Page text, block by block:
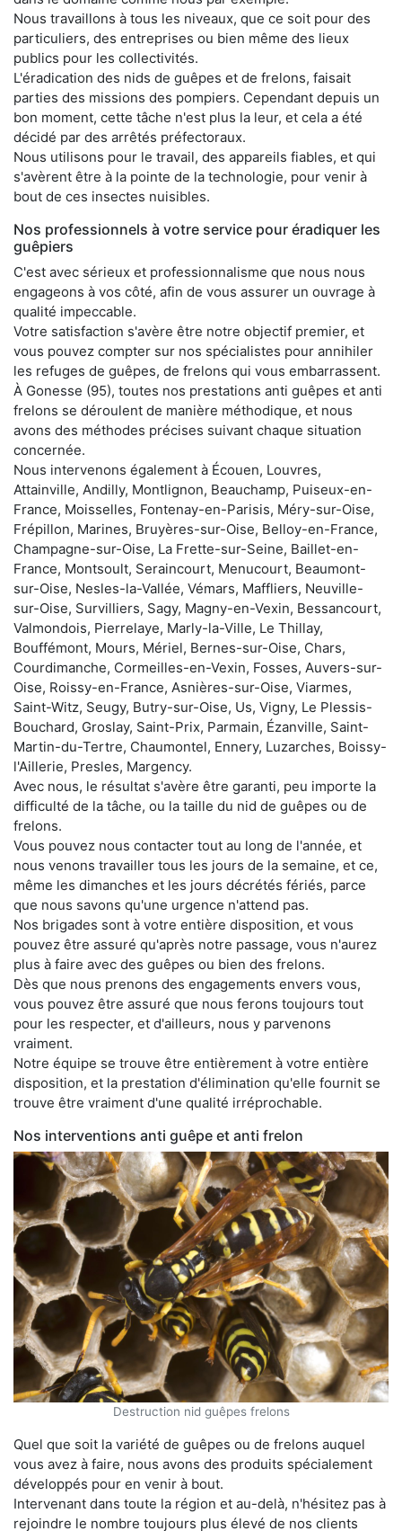
Nous travaillons à tous les niveaux, que ce soit pour des
particuliers, des entreprises ou bien même des lieux
publics pour les collectivités.
L'éradication des nids de guêpes et de frelons, faisait
parties des missions des pompiers. Cependant depuis un
bon moment, cette tâche n'est plus la leur, et cela a été
décidé par des arrêtés préfectoraux.
Nous utilisons pour le travail, des appareils fiables, et qui
s'avèrent être à la pointe de la technologie, pour venir à
bout de ces insectes nuisibles.
Nos professionnels à votre service pour éradiquer les
guêpiers
C'est avec sérieux et professionnalisme que nous nous
engageons à vos côté, afin de vous assurer un ouvrage à
qualité impeccable.
Votre satisfaction s'avère être notre objectif premier, et
vous pouvez compter sur nos spécialistes pour annihiler
les refuges de guêpes, de frelons qui vous embarrassent.
À Gonesse (95), toutes nos prestations anti guêpes et anti
frelons se déroulent de manière méthodique, et nous
avons des méthodes précises suivant chaque situation
concernée.
Nous intervenons également à Écouen, Louvres,
Attainville, Andilly, Montlignon, Beauchamp, Puiseux-en-
France, Moisselles, Fontenay-en-Parisis, Méry-sur-Oise,
Frépillon, Marines, Bruyères-sur-Oise, Belloy-en-France,
Champagne-sur-Oise, La Frette-sur-Seine, Baillet-en-
France, Montsoult, Seraincourt, Menucourt, Beaumont-
sur-Oise, Nesles-la-Vallée, Vémars, Maffliers, Neuville-
sur-Oise, Survilliers, Sagy, Magny-en-Vexin, Bessancourt,
Valmondois, Pierrelaye, Marly-la-Ville, Le Thillay,
Bouffémont, Mours, Mériel, Bernes-sur-Oise, Chars,
Courdimanche, Cormeilles-en-Vexin, Fosses, Auvers-sur-
Oise, Roissy-en-France, Asnières-sur-Oise, Viarmes,
Saint-Witz, Seugy, Butry-sur-Oise, Us, Vigny, Le Plessis-
Bouchard, Groslay, Saint-Prix, Parmain, Ézanville, Saint-
Martin-du-Tertre, Chaumontel, Ennery, Luzarches, Boissy-
l'Aillerie, Presles, Margency.
Avec nous, le résultat s'avère être garanti, peu importe la
difficulté de la tâche, ou la taille du nid de guêpes ou de
frelons.
Vous pouvez nous contacter tout au long de l'année, et
nous venons travailler tous les jours de la semaine, et ce,
même les dimanches et les jours décrétés fériés, parce
que nous savons qu'une urgence n'attend pas.
Nos brigades sont à votre entière disposition, et vous
pouvez être assuré qu'après notre passage, vous n'aurez
plus à faire avec des guêpes ou bien des frelons.
Dès que nous prenons des engagements envers vous,
vous pouvez être assuré que nous ferons toujours tout
pour les respecter, et d'ailleurs, nous y parvenons
vraiment.
Notre équipe se trouve être entièrement à votre entière
disposition, et la prestation d'élimination qu'elle fournit se
trouve être vraiment d'une qualité irréprochable.
Nos interventions anti guêpe et anti frelon
Destruction nid guêpes frelons
Quel que soit la variété de guêpes ou de frelons auquel
vous avez à faire, nous avons des produits spécialement
développés pour en venir à bout.
Intervenant dans toute la région et au-delà, n'hésitez pas à
rejoindre le nombre toujours plus élevé de nos clients